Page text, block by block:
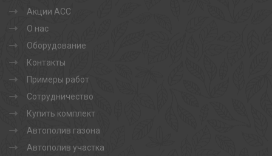
Акции АСС
О нас
Оборудование
Контакты
Примеры работ
Сотрудничество
Купить комплект
Автополив газона
Автополив участка